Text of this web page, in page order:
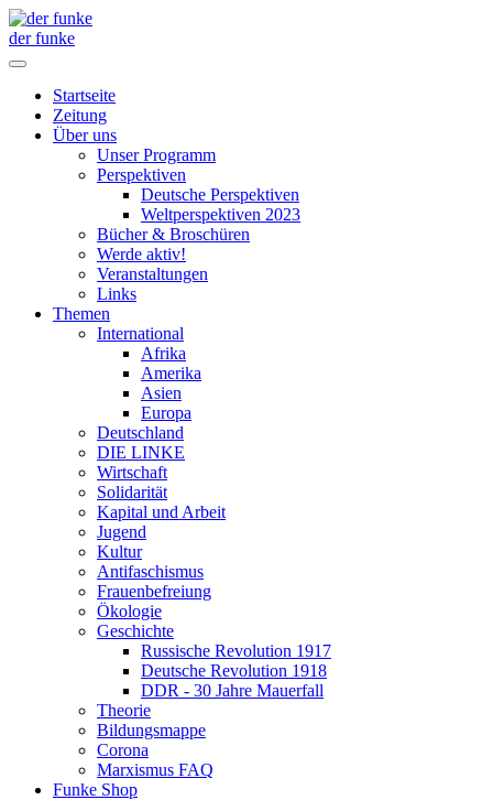
der funke
Startseite
Zeitung
Über uns
Unser Programm
Perspektiven
Deutsche Perspektiven
Weltperspektiven 2023
Bücher & Broschüren
Werde aktiv!
Veranstaltungen
Links
Themen
International
Afrika
Amerika
Asien
Europa
Deutschland
DIE LINKE
Wirtschaft
Solidarität
Kapital und Arbeit
Jugend
Kultur
Antifaschismus
Frauenbefreiung
Ökologie
Geschichte
Russische Revolution 1917
Deutsche Revolution 1918
DDR - 30 Jahre Mauerfall
Theorie
Bildungsmappe
Corona
Marxismus FAQ
Funke Shop